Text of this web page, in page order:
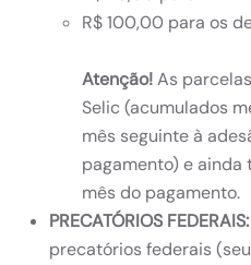
R$ 100,00 para os
Atenção!As
Selic (acumulados
mês seguinte à
pagamento) e ainda
mês do pagamento.
PRECATÓRIOS FEDERAIS:
precatórios federais